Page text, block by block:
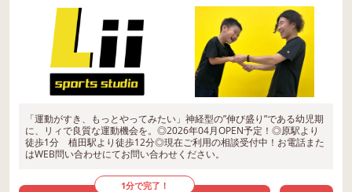
「運動がすき、もっとやってみたい」神経型の”伸び盛り”である幼児期
に、リィで良質な運動機会を。◎2026年04月OPEN予定！◎原駅より
徒歩1分 植田駅より徒歩12分◎現在ご利用の相談受付中！お電話また
はWEB問い合わせにてお問い合わせください。
1分で完了！